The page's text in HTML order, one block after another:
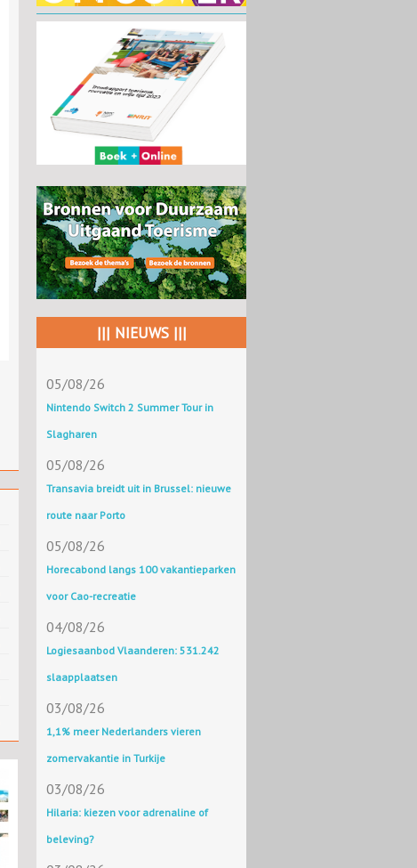
||| NIEUWS |||
05/08/26
Nintendo Switch 2 Summer Tour in
Slagharen
05/08/26
Transavia breidt uit in Brussel: nieuwe
route naar Porto
05/08/26
Horecabond langs 100 vakantieparken
voor Cao-recreatie
04/08/26
Logiesaanbod Vlaanderen: 531.242
slaapplaatsen
03/08/26
1,1% meer Nederlanders vieren
zomervakantie in Turkije
03/08/26
Hilaria: kiezen voor adrenaline of
beleving?